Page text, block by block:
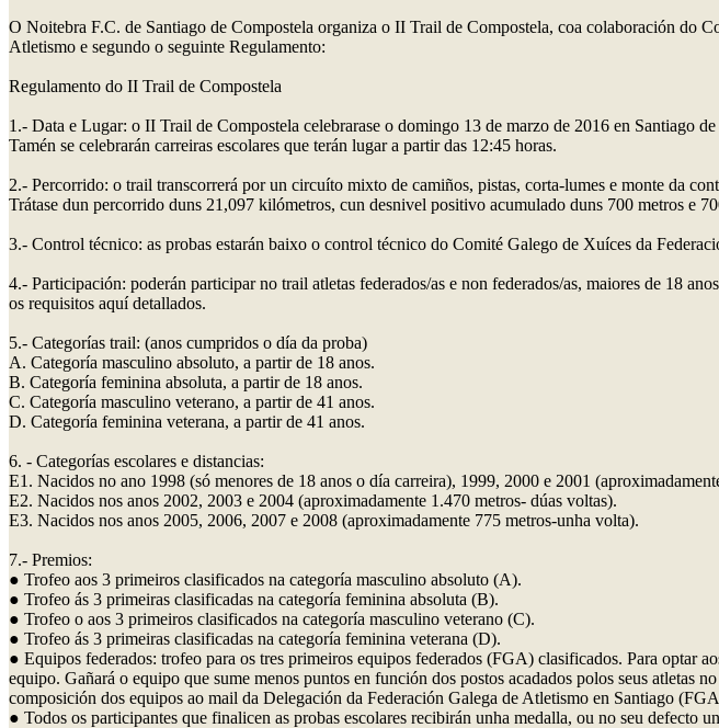
O Noitebra F.C. de Santiago de Compostela organiza o II Trail de Compostela, coa colaboración do
Atletismo e segundo o seguinte Regulamento:
Regulamento do II Trail de Compostela
1.- Data e Lugar: o II Trail de Compostela celebrarase o domingo 13 de marzo de 2016 en Santiago
Tamén se celebrarán carreiras escolares que terán lugar a partir das 12:45 horas.
2.- Percorrido: o trail transcorrerá por un circuíto mixto de camiños, pistas, corta-lumes e monte da
Trátase dun percorrido duns 21,097 kilómetros, cun desnivel positivo acumulado duns 700 metros e
3.- Control técnico: as probas estarán baixo o control técnico do Comité Galego de Xuíces da
4.- Participación: poderán participar no trail atletas federados/as e non federados/as, maiores de 18
os requisitos aquí detallados.
5.- Categorías trail: (anos cumpridos o día da proba)
A. Categoría masculino absoluto, a partir de 18 anos.
B. Categoría feminina absoluta, a partir de 18 anos.
C. Categoría masculino veterano, a partir de 41 anos.
D. Categoría feminina veterana, a partir de 41 anos.
6. - Categorías escolares e distancias:
E1. Nacidos no ano 1998 (só menores de 18 anos o día carreira), 1999, 2000 e 2001
E2. Nacidos nos anos 2002, 2003 e 2004 (aproximadamente 1.470 metros- dúas voltas).
E3. Nacidos nos anos 2005, 2006, 2007 e 2008 (aproximadamente 775 metros-unha volta).
7.- Premios:
● Trofeo aos 3 primeiros clasificados na categoría masculino absoluto (A).
● Trofeo ás 3 primeiras clasificadas na categoría feminina absoluta (B).
● Trofeo o aos 3 primeiros clasificados na categoría masculino veterano (C).
● Trofeo ás 3 primeiras clasificadas na categoría feminina veterana (D).
● Equipos federados: trofeo para os tres primeiros equipos federados (FGA) clasificados. Para optar
equipo. Gañará o equipo que sume menos puntos en función dos postos acadados polos seus
composición dos equipos ao mail da Delegación da Federación Galega de Atletismo en Santiago
● Todos os participantes que finalicen as probas escolares recibirán unha medalla, ou no seu defecto